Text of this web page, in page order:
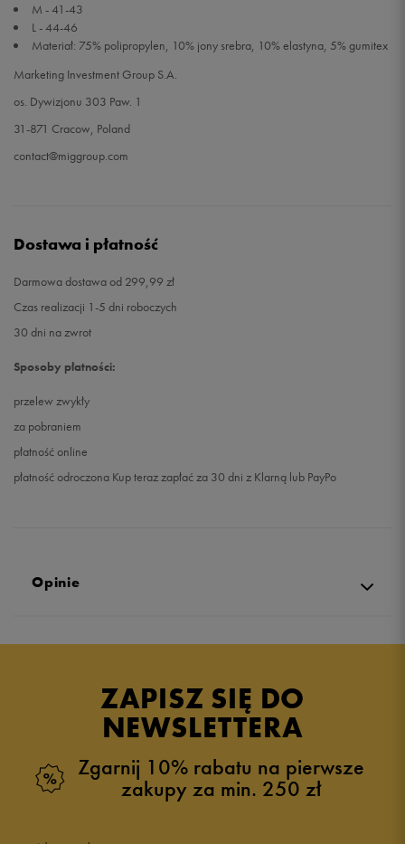
M - 41-43
L - 44-46
Materiał: 75% polipropylen, 10% jony srebra, 10% elastyna, 5% gumitex
Marketing Investment Group S.A.
os. Dywizjonu 303 Paw. 1
31-871 Cracow, Poland
contact@miggroup.com
Dostawa i płatność
Darmowa dostawa od 299,99 zł
Czas realizacji 1-5 dni roboczych
30 dni na zwrot
Sposoby płatności:
przelew zwykły
za pobraniem
płatność online
płatność odroczona Kup teraz zapłać za 30 dni z Klarną lub PayPo
Opinie
ZAPISZ SIĘ DO
NEWSLETTERA
Zgarnij 10% rabatu na pierwsze
zakupy za min. 250 zł